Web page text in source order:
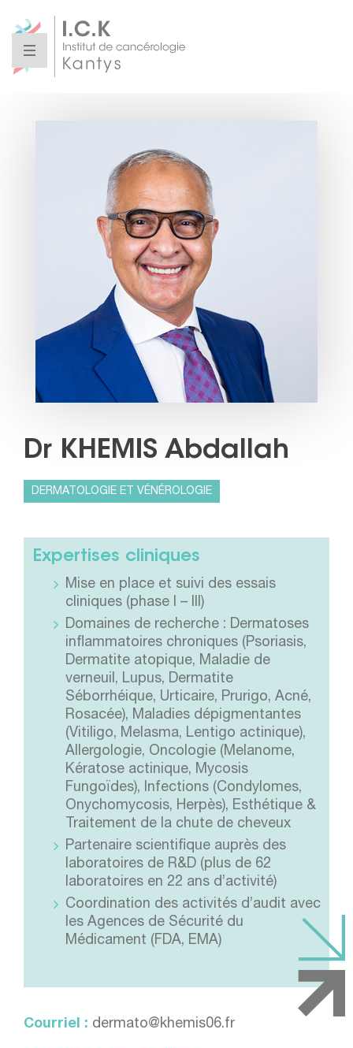
Dr KHEMIS Abdallah
DERMATOLOGIE ET VÉNÉROLOGIE
Expertises cliniques
Mise en place et suivi des essais
cliniques (phase I – III)
Domaines de recherche : Dermatoses
inflammatoires chroniques (Psoriasis,
Dermatite atopique, Maladie de
verneuil, Lupus, Dermatite
Séborrhéique, Urticaire, Prurigo, Acné,
Rosacée), Maladies dépigmentantes
(Vitiligo, Melasma, Lentigo actinique),
Allergologie, Oncologie (Melanome,
Kératose actinique, Mycosis
Fungoïdes), Infections (Condylomes,
Onychomycosis, Herpès), Esthétique &
Traitement de la chute de cheveux
Partenaire scientifique auprès des
laboratoires de R&D (plus de 62
laboratoires en 22 ans d’activité)
Coordination des activités d’audit avec
les Agences de Sécurité du
Médicament (FDA, EMA)
Courriel : dermato@khemis06.fr